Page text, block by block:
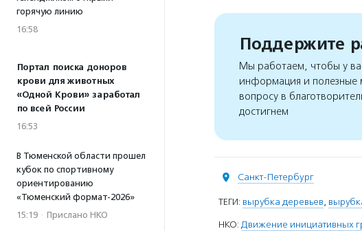
горячую линию
16:58
Портал поиска доноров
крови для животных
«Одной Крови» заработал
по всей России
16:53
В Тюменской области прошел
кубок по спортивному
ориентированию
«Тюменский формат-2026»
15:19 · Прислано НКО
Поддержите
Мы работаем, чтобы у
информация и
вопросу в
достигнем
Санкт-Петербург
ТЕГИ: вырубка деревьев,
НКО: Движение инициативных